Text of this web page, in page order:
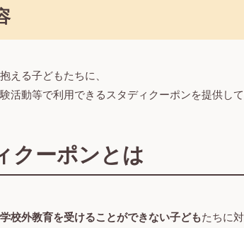
える子どもたちに、
活動等で利用できるスタディクーポンを提供し
クーポンとは
校外教育を受けることができない子どもたちに対